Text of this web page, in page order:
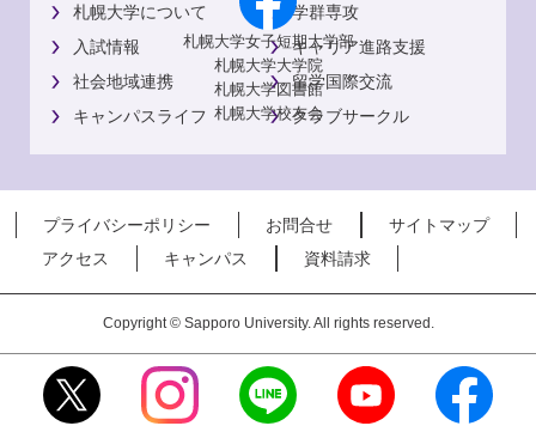
札幌大学女子短期大学部
札幌大学大学院
札幌大学図書館
札幌大学校友会
札幌大学について
学群専攻
入試情報
キャリア進路支援
社会地域連携
留学国際交流
キャンパスライフ
クラブサークル
プライバシーポリシー お問合せ
サイトマップ
アクセス
キャンパス 資料請求
Copyright © Sapporo University. All rights reserved.